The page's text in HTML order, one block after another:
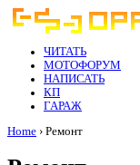
ЧИТАТЬ
МОТОФОРУМ
НАПИСАТЬ
КП
ГАРАЖ
Home › Ремонт